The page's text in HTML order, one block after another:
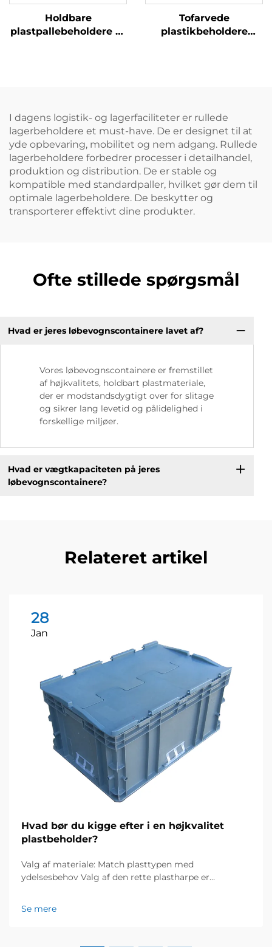
Holdbare
plastpallebeholdere til
Tofarvede
plastikbeholdere
I dagens logistik- og lagerfaciliteter er rullede
lagerbeholdere et must-have. De er designet til at
yde opbevaring, mobilitet og nem adgang. Rullede
lagerbeholdere forbedrer processer i detailhandel,
produktion og distribution. De er stable og
kompatible med standardpaller, hvilket gør dem til
optimale lagerbeholdere. De beskytter og
transporterer effektivt dine produkter.
Ofte stillede spørgsmål
Hvad er jeres løbevognscontainere lavet af?
Vores løbevognscontainere er fremstillet
af højkvalitets, holdbart plastmateriale,
der er modstandsdygtigt over for slitage
og sikrer lang levetid og pålidelighed i
forskellige miljøer.
Hvad er vægtkapaciteten på jeres
løbevognscontainere?
Relateret artikel
28
Jan
Hvad bør du kigge efter i en højkvalitet
plastbeholder?
Valg af materiale: Match plasttypen med
ydelsesbehov Valg af den rette plastharpe er
påvirker direkte holdbarhed, sikkerhed og funktion...
Se mere